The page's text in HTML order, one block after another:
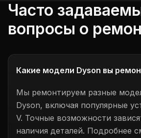
Часто
вопросы о
Какие модели Dyson вы
Мы ремонтируем разные
Dyson, включая популярные
V. Точные возможности
наличия деталей. Подробнее